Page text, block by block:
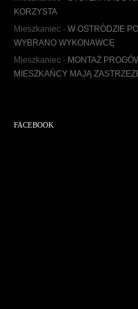
uKORZYSTA
Mieszkaniec - W OSTRÓDZIE
WYBRANO WYKONAWCĘ
Mieszkaniec - MONTAŻ
MIESZKAŃCY MAJĄ
FACEBOOK